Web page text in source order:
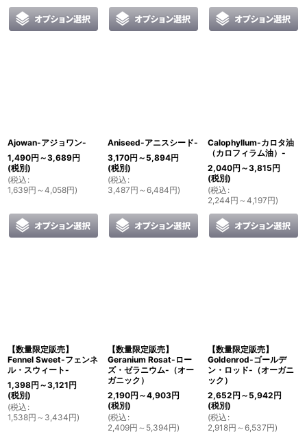
Ajowan-アジョワン-
1,490円 ～3,689円
(税別)
(税込 :
1,639円 ～4,058円)
Aniseed-アニスシード-
3,170円 ～5,894円
(税別)
(税込 :
3,487円 ～6,484円)
Calophyllum-カロタ油
（カロフィラム油）-
2,040円 ～3,815円
(税別)
(税込 :
2,244円 ～4,197円)
【数量限定販売】
Fennel Sweet-フェンネ
ル・スウィート-
1,398円 ～3,121円
(税別)
(税込 :
1,538円 ～3,434円)
【数量限定販売】
Geranium Rosat-ロー
ズ・ゼラニウム-（オー
ガニック）
2,190円 ～4,903円
(税別)
(税込 :
2,409円 ～5,394円)
【数量限定販売】
Goldenrod-ゴールデ
ン・ロッド-（オーガニ
ック）
2,652円 ～5,942円
(税別)
(税込 :
2,918円 ～6,537円)